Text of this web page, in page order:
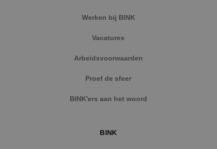
Werken bij BINK
Vacatures
Arbeidsvoorwaarden
Proef de sfeer
BINK'ers aan het woord
BINK